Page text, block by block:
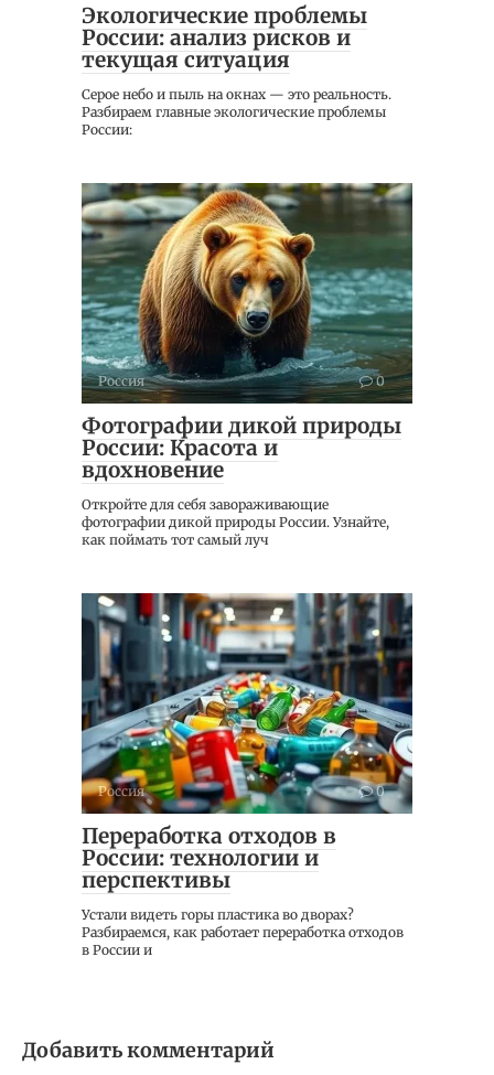
Экологические проблемы
России: анализ рисков и
текущая ситуация
Серое небо и пыль на окнах — это реальность.
Разбираем главные экологические проблемы
России:
Россия 0
Фотографии дикой природы
России: Красота и
вдохновение
Откройте для себя завораживающие
фотографии дикой природы России. Узнайте,
как поймать тот самый луч
Россия 0
Переработка отходов в
России: технологии и
перспективы
Устали видеть горы пластика во дворах?
Разбираемся, как работает переработка отходов
в России и
Добавить комментарий